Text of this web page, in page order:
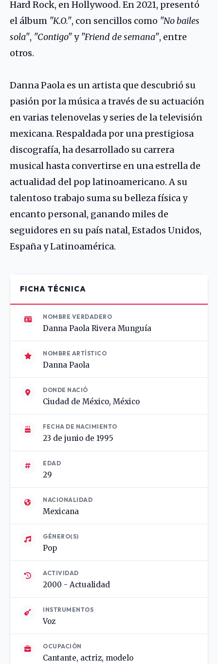
Hard Rock, en Hollywood. En 2021, presentó
el álbum "K.O.", con sencillos como "No bailes
sola", "Contigo"y "Friend de semana", entre
otros.
Danna Paola es un artista que descubrió su
pasión por la música a través de su actuación
en varias telenovelas y series de la televisión
mexicana. Respaldada por una prestigiosa
discografía, ha desarrollado su carrera
musical hasta convertirse en una estrella de
actualidad del pop latinoamericano. A su
talentoso trabajo suma su belleza física y
encanto personal, ganando miles de
seguidores en su país natal, Estados Unidos,
España y Latinoamérica.
FICHA TÉCNICA
NOMBRE VERDADERO
Danna Paola Rivera Munguía
NOMBRE ARTÍSTICO
Danna Paola
DONDE NACIÓ
Ciudad de México, México
FECHA DE NACIMIENTO
23 de junio de 1995
EDAD
29
NACIONALIDAD
Mexicana
GÉNERO(S)
Pop
ACTIVIDAD
2000 - Actualidad
INSTRUMENTOS
Voz
OCUPACIÓN
Cantante, actriz, modelo